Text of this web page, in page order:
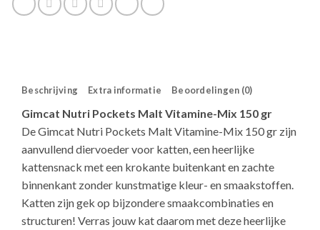
Beschrijving Extra informatie Beoordelingen (0)
Gimcat Nutri Pockets Malt Vitamine-Mix 150 gr
De Gimcat Nutri Pockets Malt Vitamine-Mix 150 gr zijn
aanvullend diervoeder voor katten, een heerlijke
kattensnack met een krokante buitenkant en zachte
binnenkant zonder kunstmatige kleur- en smaakstoffen.
Katten zijn gek op bijzondere smaakcombinaties en
structuren! Verras jouw kat daarom met deze heerlijke